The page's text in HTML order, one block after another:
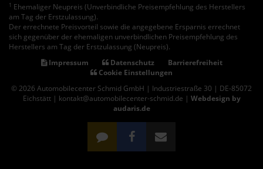
1 Ehemaliger Neupreis (Unverbindliche Preisempfehlung des Herstellers
am Tag der Erstzulassung).
Der errechnete Preisvorteil sowie die angegebene Ersparnis errechnet
sich gegenüber der ehemaligen unverbindlichen Preisempfehlung des
Herstellers am Tag der Erstzulassung (Neupreis).
Impressum
Datenschutz
Barrierefreiheit
Cookie Einstellungen
© 2026 Automobilecenter Schmid GmbH | Industriestraße 30 | DE-85072
Eichstätt | kontakt@automobilecenter-schmid.de | Webdesign by
audaris.de